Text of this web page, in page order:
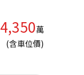
4,350萬
(含車位價)